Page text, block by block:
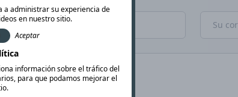
Nombre
a administrar su experiencia de
en nuestro sitio.
Aceptar
información sobre el tráfico del
para que podamos mejorar el